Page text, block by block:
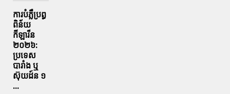
ការបំភ្លឺប្រព្ធ​
ពិន័យ​
កីឡារីន​
២០២៦:
ប្រទេស​
បារាំង​ ឬ​
ស៊ុយដ៍ន​ ១
...